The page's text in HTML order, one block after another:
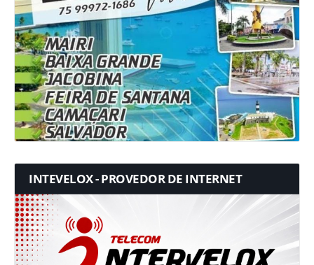
INTEVELOX - PROVEDOR DE INTERNET